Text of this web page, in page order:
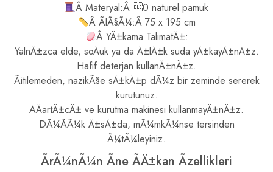
Â Materyal:Â 0 naturel pamuk
Â ÃlÃ§Ã¼:Â 75 x 195 cm
Â YÄ±kama TalimatÄ±:
YalnÄ±zca elde, soÄuk ya da Ä±lÄ±k suda yÄ±kayÄ±nÄ±z.
Hafif deterjan kullanÄ±nÄ±z.
Ãitilemeden, nazikÃ§e sÄ±kÄ±p dÃ¼z bir zeminde sererek
kurutunuz.
AÄartÄ±cÄ± ve kurutma makinesi kullanmayÄ±nÄ±z.
DÃ¼ÅÃ¼k Ä±sÄ±da, mÃ¼mkÃ¼nse tersinden
Ã¼tÃ¼leyiniz.
ÃrÃ¼nÃ¼n Ãne ÃÄ±kan Ãzellikleri